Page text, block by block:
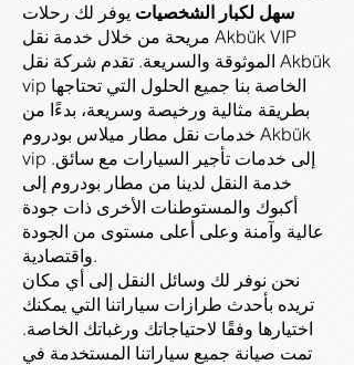
سهل لكبار الشخصيات يوفر لك رحلات
مريحة من خلال خدمة نقل Akbük VIP
الموثوقة والسريعة. تقدم شركة نقل Akbük
vip الخاصة بنا جميع الحلول التي تحتاجها
بطريقة مثالية ورخيصة وسريعة، بدءًا من
خدمات نقل مطار ميلاس بودروم Akbük
vip إلى خدمات تأجير السيارات مع سائق.
خدمة النقل لدينا من مطار بودروم إلى
أكبوك والمستوطنات الأخرى ذات جودة
عالية وآمنة وعلى أعلى مستوى من الجودة
واقتصادية.
نحن نوفر لك وسائل النقل إلى أي مكان
تريده بأحدث طرازات سياراتنا التي يمكنك
اختيارها وفقًا لاحتياجاتك ورغباتك الخاصة.
تمت صيانة جميع سياراتنا المستخدمة في